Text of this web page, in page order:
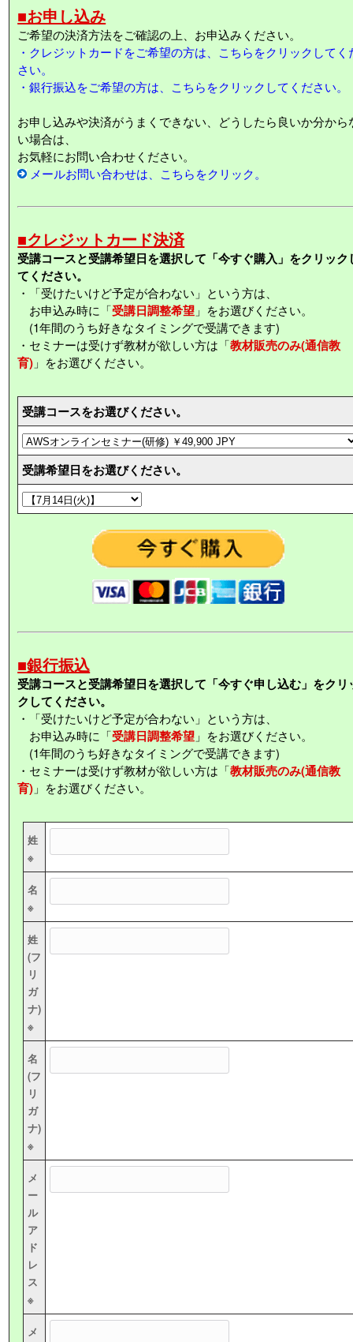
■お申し込み
ご希望の決済方法をご確認の上、お申込みください。
・クレジットカードをご希望の方は、こちらをクリックしてく
さい。
・銀行振込をご希望の方は、こちらをクリックしてください。
お申し込みや決済がうまくできない、どうしたら良いか分から
い場合は、
お気軽にお問い合わせください。
メールお問い合わせは、こちらをクリック。
■クレジットカード決済
受講コースと受講希望日を選択して「今すぐ購入」をクリック
てください。
・「受けたいけど予定が合わない」という方は、
お申込み時に「受講日調整希望 」をお選びください。
(1年間のうち好きなタイミングで受講できます)
・セミナーは受けず教材が欲しい方は「教材販売のみ(通信教
育) 」をお選びください。
受講コースをお選びください。
受講希望日をお選びください。
■銀行振込
受講コースと受講希望日を選択して「今すぐ申し込む」をクリ
クしてください。
・「受けたいけど予定が合わない」という方は、
お申込み時に「受講日調整希望 」をお選びください。
(1年間のうち好きなタイミングで受講できます)
・セミナーは受けず教材が欲しい方は「教材販売のみ(通信教
育) 」をお選びください。
姓
※
名
※
姓
(フ
リ
ガ
ナ)
※
名
(フ
リ
ガ
ナ)
※
メ
ー
ル
ア
ド
レ
ス
※
メ